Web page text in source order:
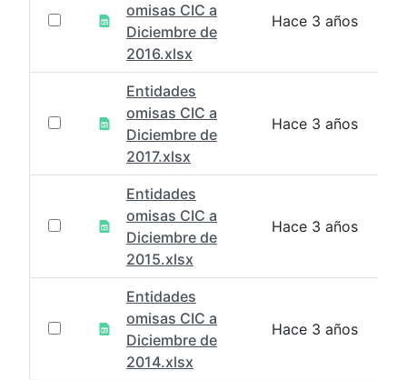
omisas CIC a
Diciembre de
2016.xlsx
Hace 3 años
Entidades
omisas CIC a
Diciembre de
2017.xlsx
Hace 3 años
Entidades
omisas CIC a
Diciembre de
2015.xlsx
Hace 3 años
Entidades
omisas CIC a
Diciembre de
2014.xlsx
Hace 3 años